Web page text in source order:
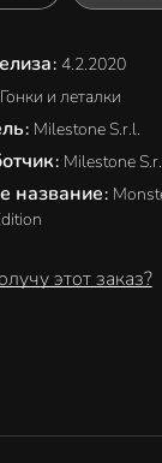
: 4.2.2020
Гонки и леталки
: Milestone S.r.l.
: Milestone
название:
этот заказ?